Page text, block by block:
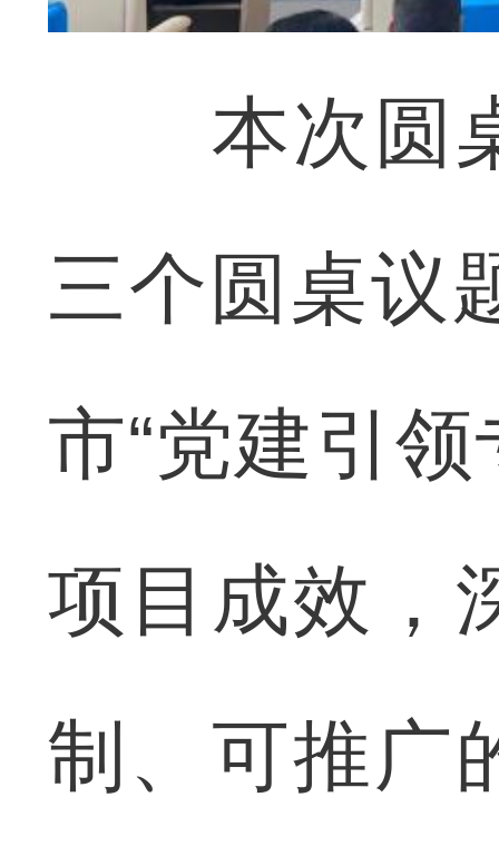
本次圆桌
三个圆桌议
市“党建引
项目成效，
制、可推广